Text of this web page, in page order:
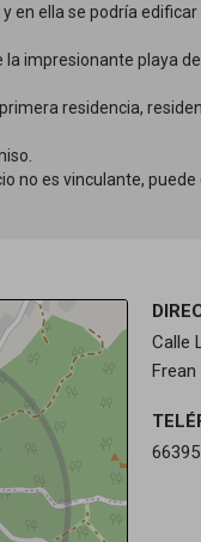
en ella se podría
impresionante playa
residencia,
no es vinculante,
Calle